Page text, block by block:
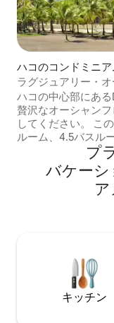
ハコのコンドミニア
ラグジュアリー・
4BR |ディアマンテ
ハコの中心部にある
贅沢なオーシャン
してください。 この広々とした4ベッド
ルーム、4.5バスル
は、2023年に新し
チンの改装、バス
ル、塗装の補修な
プール、徒歩圏内の
折、騒音、メンテ
共サービスの停止
り、これらはホス
プ
バ⁠ケ⁠ー⁠
キッチン